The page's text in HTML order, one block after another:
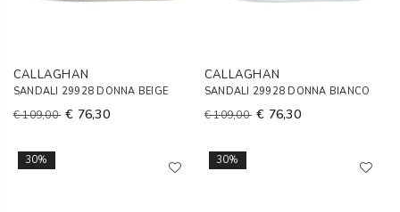
CALLAGHAN
SANDALI 29928 DONNA BEIGE
€ 109,00 € 76,30
CALLAGHAN
SANDALI 29928 DONNA BIANCO
€ 109,00 € 76,30
30% 30%